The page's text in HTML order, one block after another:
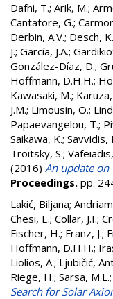
Dafni, T.; Arik, M.;
Cantatore, G.;
Derbin, A.V.; Desch, K.
J.; García, J.A.;
González-Díaz, D.;
Hoffmann, D.H.H.;
Kawasaki, M.;
J.M.; Limousin, O.;
Papaevangelou, T.;
Saikawa, K.; Savvidis,
Troitsky, S.;
(2016) An update on
Proceedings. pp.
Lakić, Biljana;
Chesi, E.; Collar, J.I.;
Fischer, H.; Franz, J.;
Hoffmann, D.H.H.;
Liolios, A.; Ljubičić,
Riege, H.; Sarsa, M.L.;
Search for Solar